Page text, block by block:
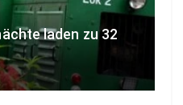
laden zu 32